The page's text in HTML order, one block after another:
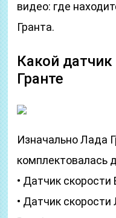
видео: где
Гранта.
Какой
Гранте
Изначально Лада
комплектовалась
• Датчик
• Датчик скорости